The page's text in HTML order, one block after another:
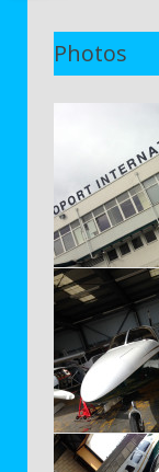
Photos